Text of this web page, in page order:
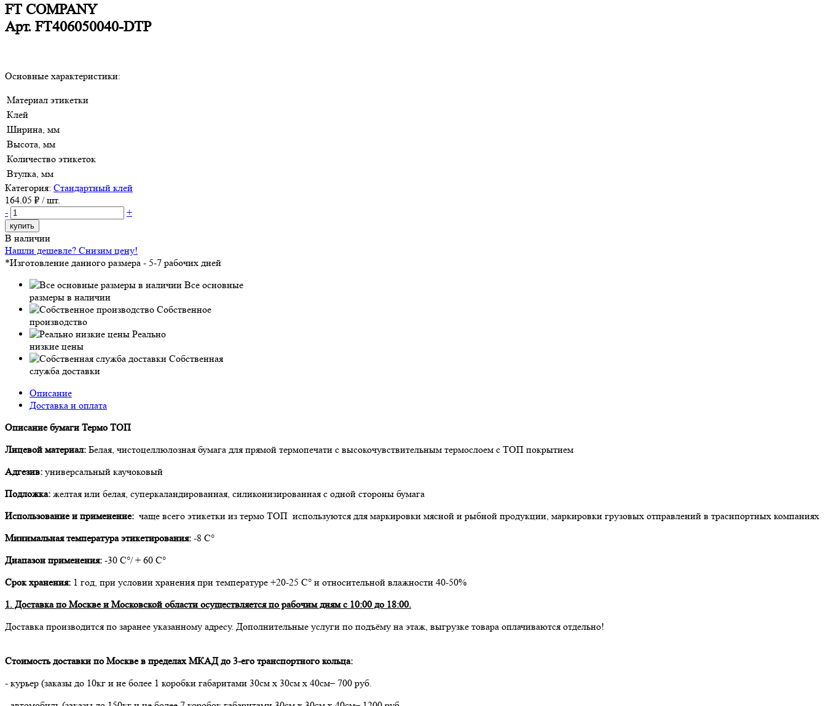
FT COMPANY
Арт. FT406050040-DTP
Основные характеристики:
Материал этикетки
Клей
Ширина, мм
Высота, мм
Количество этикеток
Втулка, мм
Категория: Стандартный клей
164.05 ₽ / шт.
-
+
купить
В наличии
Нашли дешевле? Снизим цену!
*Изготовление данного размера - 5-7 рабочих дней
Все основные
размеры в наличии
Собственное
производство
Реально
низкие цены
Собственная
служба доставки
Описание
Доставка и оплата
Описание бумаги Термо ТОП
Лицевой материал: Белая, чистоцеллюлозная бумага для прямой термопечати с высокочувствительным термослоем с ТОП покрытием
Адгезив: универсальный каучоковый
Подложка: желтая или белая, суперкаландированная, силиконизированная с одной стороны бумага
Использование и применение: чаще всего этикетки из термо ТОП используются для маркировки мясной и рыбной продукции, маркировки грузовых отправлений в траснпортных компаниях
Минимальная температура этикетирования: -8 С°
Диапазон применения: -30 С°/ + 60 С°
Срок хранения: 1 год, при условии хранения при температуре +20-25 С° и относительной влажности 40-50%
1. Доставка по Москве и Московской области осуществляется по рабочим дням с 10:00 до 18:00.
Доставка производится по заранее указанному адресу. Дополнительные услуги по подъёму на этаж, выгрузке товара оплачиваются отдельно!
Стоимость доставки по Москве в пределах МКАД до 3-его транспортного кольца:
- курьер (заказы до 10кг и не более 1 коробки габаритами 30см х 30см х 40см– 700 руб.